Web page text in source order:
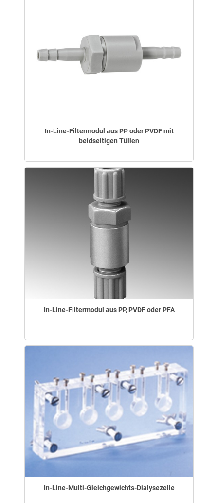
In-Line-Filtermodul aus PP oder PVDF mit
beidseitigen Tüllen
In-Line-Filtermodul aus PP, PVDF oder PFA
In-Line-Multi-Gleichgewichts-Dialysezelle